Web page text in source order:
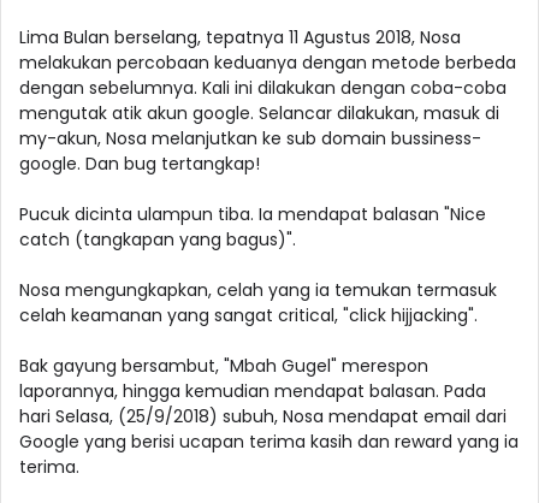
Lima Bulan berselang, tepatnya 11 Agustus 2018, Nosa
melakukan percobaan keduanya dengan metode berbeda
dengan sebelumnya. Kali ini dilakukan dengan coba-coba
mengutak atik akun google. Selancar dilakukan, masuk di
my-akun, Nosa melanjutkan ke sub domain bussiness-
google. Dan bug tertangkap!
Pucuk dicinta ulampun tiba. Ia mendapat balasan "Nice
catch (tangkapan yang bagus)".
Nosa mengungkapkan, celah yang ia temukan termasuk
celah keamanan yang sangat critical, "click hijjacking".
Bak gayung bersambut, "Mbah Gugel" merespon
laporannya, hingga kemudian mendapat balasan. Pada
hari Selasa, (25/9/2018) subuh, Nosa mendapat email dari
Google yang berisi ucapan terima kasih dan reward yang ia
terima.